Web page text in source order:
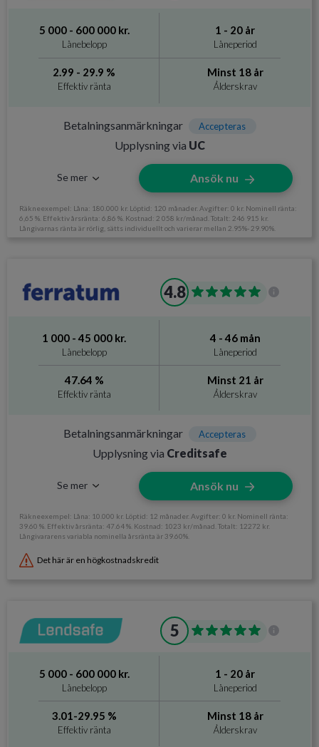
Direktutbetalning
Krav och avgifter
Månadsinkomst minst 10.000 kr,
5 000 - 600 000 kr.
Lånebelopp
1 - 20 år
Låneperiod
2.99 - 29.9 %
Effektiv ränta
Minst 18 år
Ålderskrav
Betalningsanmärkningar Accepteras
Upplysning via UC
Se mer Ansök nu
Räkneexempel: Låna: 180.000 kr. Löptid: 120 månader. Avgifter: 0 kr. Nominell ränta:
6,65 %. Effektiv årsränta: 6,86 %. Kostnad: 2 058 kr/månad. Totalt: 246 915 kr.
Långivarnas ränta är rörlig, sätts individuellt och varierar mellan 2.95%- 29.90%.
Utan UC Nej
Direktutbetalning
Krav och avgifter
Årsinkomst på 100 000 kr
4.8
1 000 - 45 000 kr.
Lånebelopp
4 - 46 mån
Låneperiod
47.64 %
Effektiv ränta
Minst 21 år
Ålderskrav
Betalningsanmärkningar Accepteras
Upplysning via Creditsafe
Se mer Ansök nu
Räkneexempel: Låna: 10.000 kr. Löptid: 12 månader. Avgifter: 0 kr. Nominell ränta:
39.60 %. Effektiv årsränta: 47.64 %. Kostnad: 1023 kr/månad. Totalt: 12272 kr.
Långivararens variabla nominella årsränta är 39.60%.
Det här är en högkostnadskredit
Utan UC Ja
Direktutbetalning Ja, Dygnet runt
Krav och avgifter
5
5 000 - 600 000 kr.
Lånebelopp
1 - 20 år
Låneperiod
3.01-29.95 %
Effektiv ränta
Minst 18 år
Ålderskrav